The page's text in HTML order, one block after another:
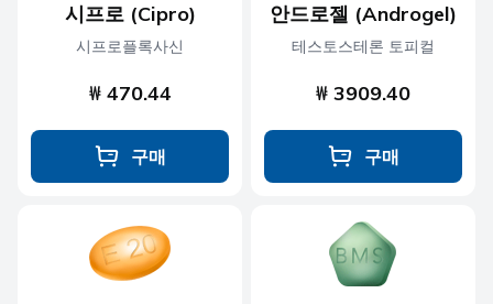
시프로 (Cipro)
시프로플록사신
₩ 470.44
구매
안드로젤 (Androgel)
테스토스테론 토피컬
₩ 3909.40
구매